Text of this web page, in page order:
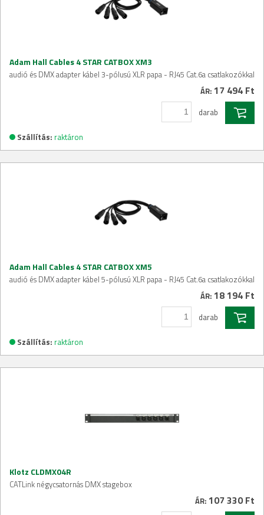
Adam Hall Cables 4 STAR CATBOX XM3
audió és DMX adapter kábel 3-pólusú XLR papa - RJ45 Cat.6a csatlakozókkal
ÁR: 17 494 Ft
darab
Szállítás: raktáron
Adam Hall Cables 4 STAR CATBOX XM5
audió és DMX adapter kábel 5-pólusú XLR papa - RJ45 Cat.6a csatlakozókkal
ÁR: 18 194 Ft
darab
Szállítás: raktáron
Klotz CLDMX04R
CATLink négycsatornás DMX stagebox
ÁR: 107 330 Ft